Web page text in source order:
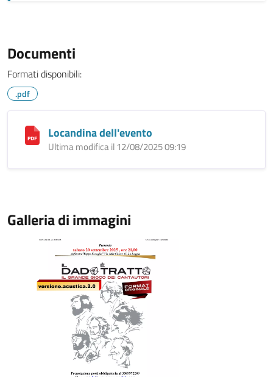
Documenti
Formati disponibili:
.pdf
Locandina dell'evento
Ultima modifica il 12/08/2025 09:19
Galleria di immagini